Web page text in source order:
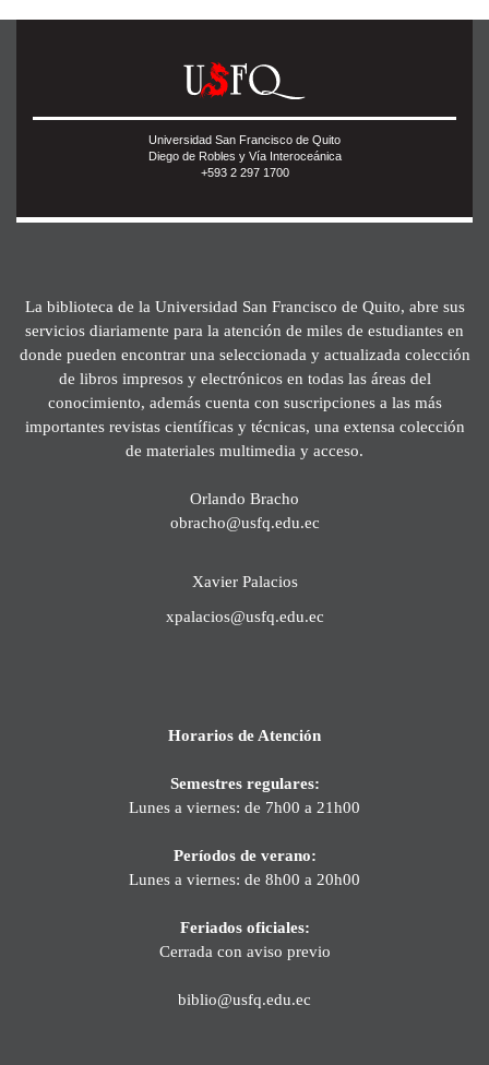
Universidad San Francisco de Quito
Diego de Robles y Vía Interoceánica
+593 2 297 1700
La biblioteca de la Universidad San Francisco de Quito, abre sus
servicios diariamente para la atención de miles de estudiantes en
donde pueden encontrar una seleccionada y actualizada colección
de libros impresos y electrónicos en todas las áreas del
conocimiento, además cuenta con suscripciones a las más
importantes revistas científicas y técnicas, una extensa colección
de materiales multimedia y acceso.
Orlando Bracho
obracho@usfq.edu.ec
Xavier Palacios
xpalacios@usfq.edu.ec
Horarios de Atención
Semestres regulares:
Lunes a viernes: de 7h00 a 21h00
Períodos de verano:
Lunes a viernes: de 8h00 a 20h00
Feriados oficiales:
Cerrada con aviso previo
biblio@usfq.edu.ec